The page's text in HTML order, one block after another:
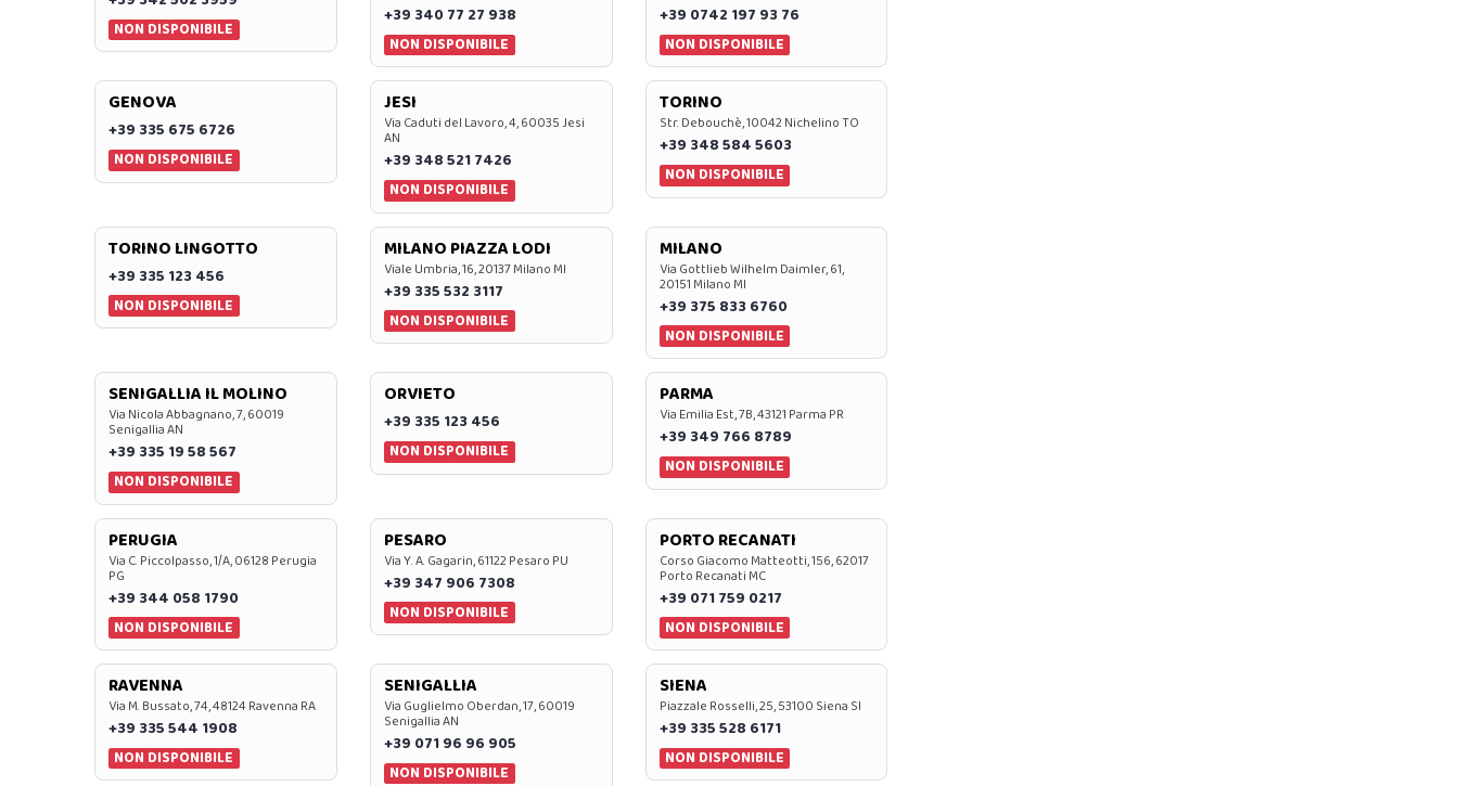
NON DISPONIBILE
+39 340 77 27 938
NON DISPONIBILE
+39 0742 197 93 76
NON DISPONIBILE
GENOVA
+39 335 675 6726
NON DISPONIBILE
JESI
Via Caduti del Lavoro, 4, 60035 Jesi
AN
+39 348 521 7426
NON DISPONIBILE
TORINO
Str. Debouchè, 10042 Nichelino TO
+39 348 584 5603
NON DISPONIBILE
TORINO LINGOTTO
+39 335 123 456
NON DISPONIBILE
MILANO PIAZZA LODI
Viale Umbria, 16, 20137 Milano MI
+39 335 532 3117
NON DISPONIBILE
MILANO
Via Gottlieb Wilhelm Daimler, 61,
20151 Milano MI
+39 375 833 6760
NON DISPONIBILE
SENIGALLIA IL MOLINO
Via Nicola Abbagnano, 7, 60019
Senigallia AN
+39 335 19 58 567
NON DISPONIBILE
ORVIETO
+39 335 123 456
NON DISPONIBILE
PARMA
Via Emilia Est, 7B, 43121 Parma PR
+39 349 766 8789
NON DISPONIBILE
PERUGIA
Via C. Piccolpasso, 1/A, 06128 Perugia
PG
+39 344 058 1790
NON DISPONIBILE
PESARO
Via Y. A. Gagarin, 61122 Pesaro PU
+39 347 906 7308
NON DISPONIBILE
PORTO RECANATI
Corso Giacomo Matteotti, 156, 62017
Porto Recanati MC
+39 071 759 0217
NON DISPONIBILE
RAVENNA
Via M. Bussato, 74, 48124 Ravenna RA
+39 335 544 1908
NON DISPONIBILE
SENIGALLIA
Via Guglielmo Oberdan, 17, 60019
Senigallia AN
+39 071 96 96 905
NON DISPONIBILE
SIENA
Piazzale Rosselli, 25, 53100 Siena SI
+39 335 528 6171
NON DISPONIBILE